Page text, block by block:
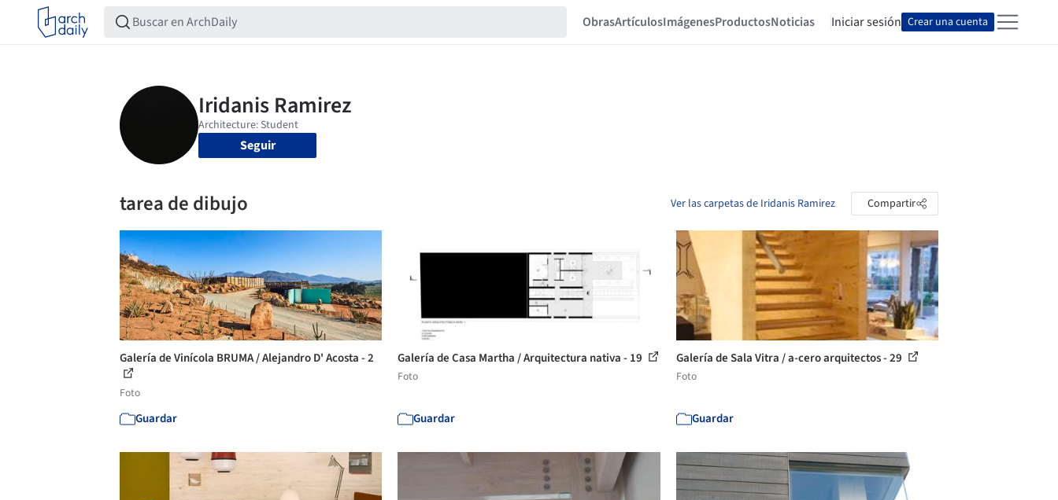
ObrasArtículosImágenesProductosNoticias Iniciar sesión Crear una cuenta
Seguir
tarea de dibujo Ver las carpetas de Iridanis Ramirez Compartir
Galería de Vinícola BRUMA / Alejandro D' Acosta - 2
Foto
Guardar
Galería de Casa Martha / Arquitectura nativa - 19
Foto
Guardar
Galería de Sala Vitra / a-cero arquitectos - 29
Foto
Guardar